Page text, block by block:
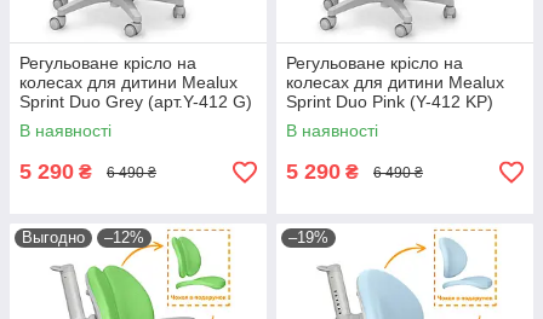
Регульоване крісло на
колесах для дитини Mealux
Sprint Duo Grey (арт.Y-412 G)
з підлокітниками
В наявності
5 290 ₴ 6 490 ₴
Регульоване крісло на
колесах для дитини Mealux
Sprint Duo Pink (Y-412 KP)
колір пудра для дівчаток
В наявності
5 290 ₴ 6 490 ₴
Выгодно –12% –19%